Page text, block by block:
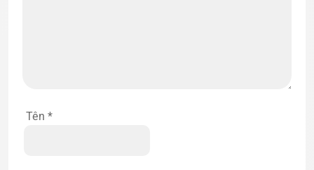
Tên*